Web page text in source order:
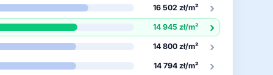
16 502 zł/m² ›
14 945 zł/m² ›
14 800 zł/m² ›
14 794 zł/m² ›